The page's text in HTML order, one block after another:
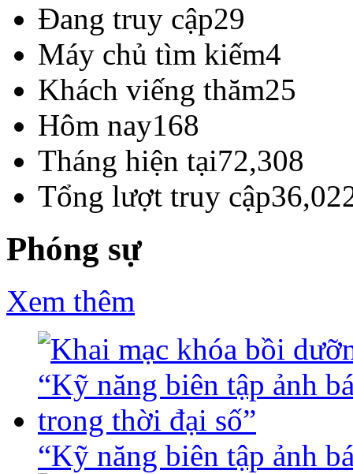
Đang truy cập29
Máy chủ tìm kiếm4
Khách viếng thăm25
Hôm nay168
Tháng hiện tại72,308
Tổng lượt truy cập
Phóng sự
Xem thêm
“Kỹ năng biên tập ảnh